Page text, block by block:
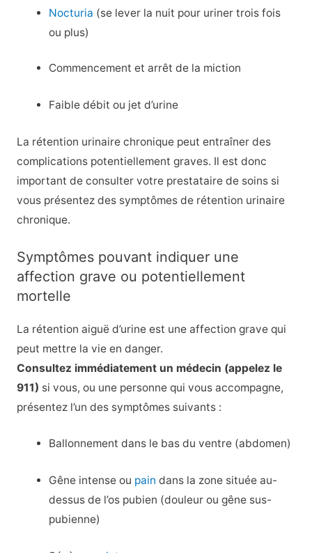
Nocturia (se lever la nuit pour uriner trois fois
ou plus)
Commencement et arrêt de la miction
Faible débit ou jet d’urine
La rétention urinaire chronique peut entraîner des
complications potentiellement graves. Il est donc
important de consulter votre prestataire de soins si
vous présentez des symptômes de rétention urinaire
chronique.
Symptômes pouvant indiquer une
affection grave ou potentiellement
mortelle
La rétention aiguë d’urine est une affection grave qui
peut mettre la vie en danger.
Consultez immédiatement un médecin (appelez le
911) si vous, ou une personne qui vous accompagne,
présentez l’un des symptômes suivants :
Ballonnement dans le bas du ventre (abdomen)
Gêne intense ou pain dans la zone située au-
dessus de l’os pubien (douleur ou gêne sus-
pubienne)